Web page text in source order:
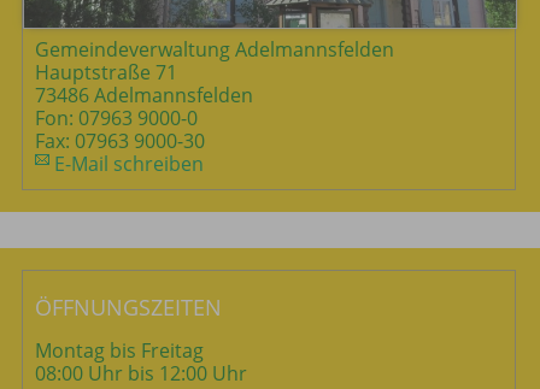
Gemeindeverwaltung Adelmannsfelden
Hauptstraße 71
73486 Adelmannsfelden
Fon: 07963 9000-0
Fax: 07963 9000-30
E-Mail schreiben
ÖFFNUNGSZEITEN
Montag bis Freitag
08:00 Uhr bis 12:00 Uhr